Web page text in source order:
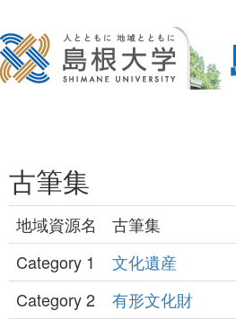
古筆集
地域資源名
古筆集
Category 1
文化遺産
Category 2
有形文化財